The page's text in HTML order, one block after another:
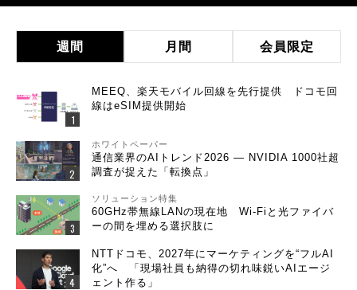
週間 月間 会員限定
MEEQ、楽天モバイル回線を先行提供 ドコモ回
線はeSIM提供開始
ホワイトペーパー
通信業界のAIトレンド2026 ― NVIDIA 1000社超
調査が捉えた「転換点」
ソリューション特集
60GHz帯無線LANの現在地 Wi-Fiと光ファイバ
ーの間を埋める選択肢に
NTTドコモ、2027年にマーケティングを“フルAI
化”へ 「現場社員も納得の切れ味鋭いAIエージ
ェント作る」